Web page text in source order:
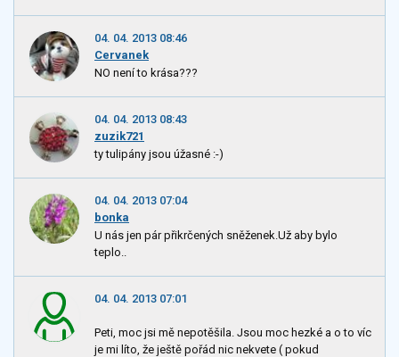
04. 04. 2013 08:46
Cervanek
NO není to krása???
04. 04. 2013 08:43
zuzik721
ty tulipány jsou úžasné :-)
04. 04. 2013 07:04
bonka
U nás jen pár přikrčených sněženek.Už aby bylo
teplo..
04. 04. 2013 07:01
Peti, moc jsi mě nepotěšila. Jsou moc hezké a o to víc
je mi líto, že ještě pořád nic nekvete ( pokud